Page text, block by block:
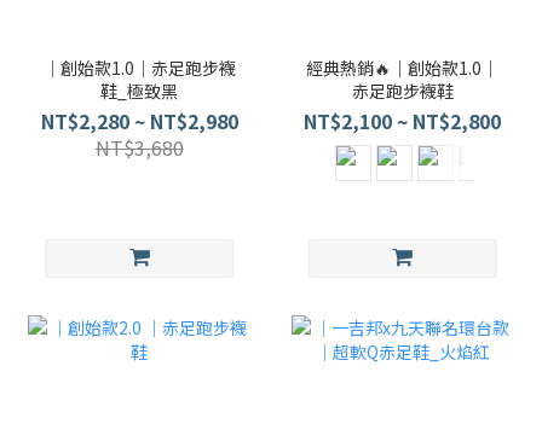
｜創始款1.0｜赤足跑步襪
鞋_極致黑
NT$2,280 ~ NT$2,980
NT$3,680
經典熱銷🔥｜創始款1.0｜
赤足跑步襪鞋
NT$2,100 ~ NT$2,800